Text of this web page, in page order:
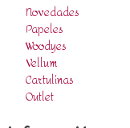
Novedades
Papeles
Woodyes
Vellum
Cartulinas
Outlet